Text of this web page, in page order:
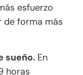
esfuerzo
forma más
sueño. En
horas